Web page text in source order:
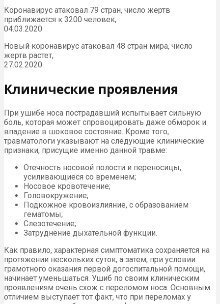
Коронавирус атаковал 79 стран, число жертв
приближается к 3200 человек,
04.03.2020
Новый коронавирус атаковал 48 стран мира, число
жертв растет,
27.02.2020
Клинические проявления
При ушибе носа пострадавший испытывает сильную
боль, которая может спровоцировать даже обморок и
впадение в шоковое состояние. Кроме того,
травматологи указывают на следующие клинические
признаки, присущие именно данной травме:
Отечность носовой полости и переносицы,
усиливающиеся со временем;
Носовое кровотечение;
Головокружение;
Подкожное кровоизлияние, с образованием
гематомы;
Слезотечение;
Затруднение дыхательной функции.
Как правило, характерная симптоматика сохраняется на
протяжении нескольких суток, а затем, при условии
грамотного оказания первой догоспитальной помощи,
начинает уменьшаться. Ушиб по своим клиническим
проявлениям очень схож с переломом носа. Основным
отличием выступает тот факт, что при переломах у